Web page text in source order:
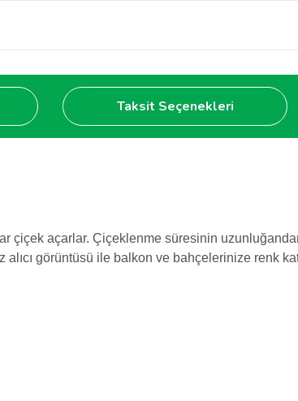
Taksit Seçenekleri
çiçek açarlar. Çiçeklenme süresinin
alıcı görüntüsü ile balkon ve bahçelerinize renk